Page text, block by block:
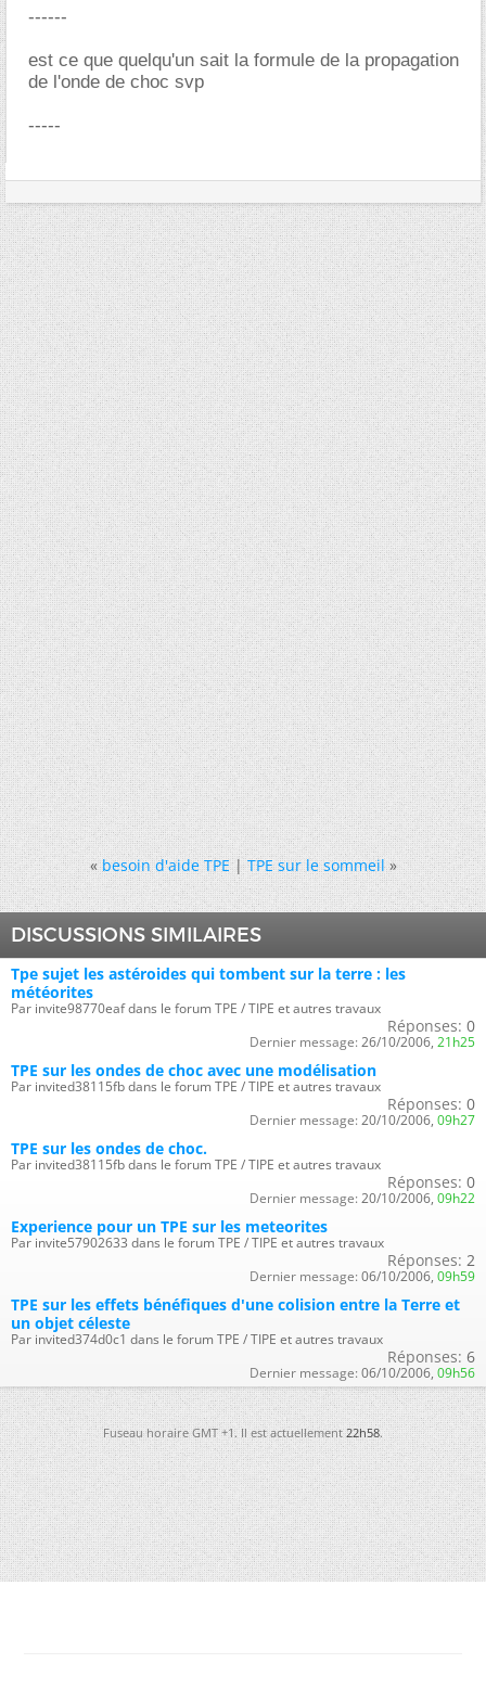
------
est ce que quelqu'un sait la formule de la propagation
de l'onde de choc svp
-----
« besoin d'aide TPE|TPE sur le sommeil »
DISCUSSIONS SIMILAIRES
Tpe sujet les astéroides qui tombent sur la terre : les
météorites
Par invite98770eaf dans le forum TPE / TIPE et autres travaux
Réponses: 0
Dernier message: 26/10/2006, 21h25
TPE sur les ondes de choc avec une modélisation
Par invited38115fb dans le forum TPE / TIPE et autres travaux
Réponses: 0
Dernier message: 20/10/2006, 09h27
TPE sur les ondes de choc.
Par invited38115fb dans le forum TPE / TIPE et autres travaux
Réponses: 0
Dernier message: 20/10/2006, 09h22
Experience pour un TPE sur les meteorites
Par invite57902633 dans le forum TPE / TIPE et autres travaux
Réponses: 2
Dernier message: 06/10/2006, 09h59
TPE sur les effets bénéfiques d'une colision entre la Terre et
un objet céleste
Par invited374d0c1 dans le forum TPE / TIPE et autres travaux
Réponses: 6
Dernier message: 06/10/2006, 09h56
Fuseau horaire GMT +1. Il est actuellement22h58.